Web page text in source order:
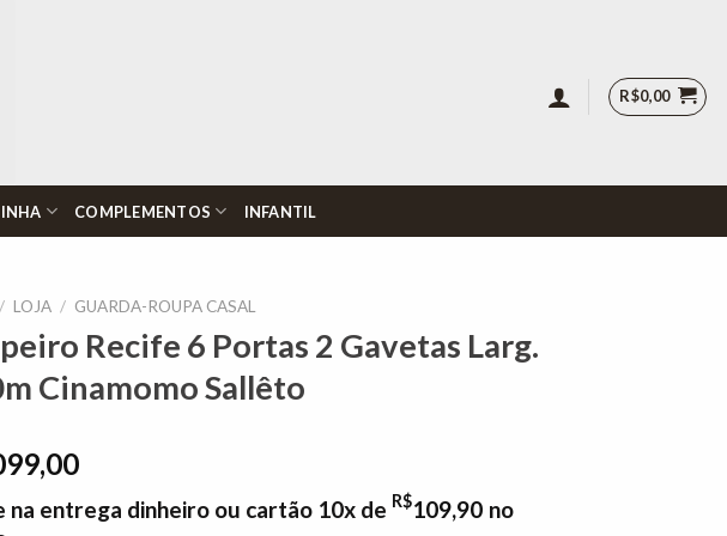
R$0,00
COMPLEMENTOS INFANTIL
/ LOJA / GUARDA-ROUPA CASAL
Recife 6 Portas 2 Gavetas Larg.
Cinamomo Sallêto
na entrega dinheiro ou cartão 10x de R$109,90 no